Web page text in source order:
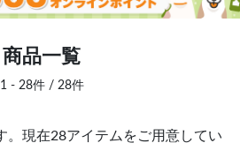
商品一覧
1 - 28件 / 28件
。現在28アイテムをご用意してい